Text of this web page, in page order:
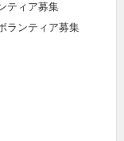
ティア募集
ランティア募集